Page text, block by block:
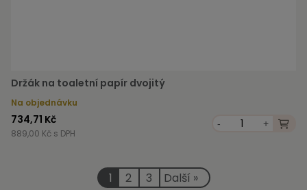
Držák na toaletní papír dvojitý
Na objednávku
734,71 Kč
889,00 Kč s DPH
- +
1 2 3 Další »